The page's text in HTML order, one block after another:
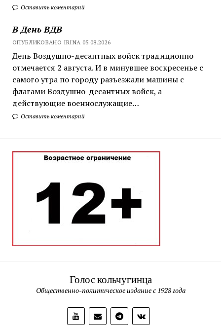
Оставить коментарий
В День ВДВ
ОПУБЛИКОВАНО IRINA 05.08.2026
День Воздушно-десантных войск традиционно
отмечается 2 августа. И в минувшее воскресенье с
самого утра по городу разъезжали машины с
флагами Воздушно-десантных войск, а
действующие военнослужащие…
Оставить коментарий
Голос кольчугинца
Общественно-политическое издание с 1928 года